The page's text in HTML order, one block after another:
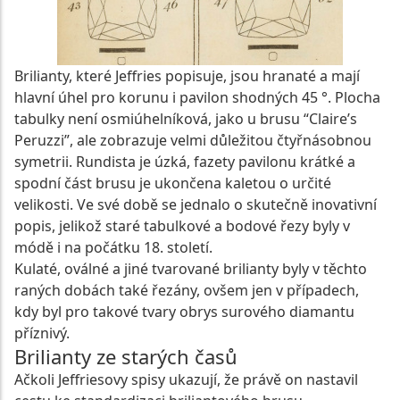
Brilianty, které Jeffries popisuje, jsou hranaté a mají
hlavní úhel pro korunu i pavilon shodných 45 °. Plocha
tabulky není osmiúhelníková, jako u brusu “Claire’s
Peruzzi”, ale zobrazuje velmi důležitou čtyřnásobnou
symetrii. Rundista je úzká, fazety pavilonu krátké a
spodní část brusu je ukončena kaletou o určité
velikosti. Ve své době se jednalo o skutečně inovativní
popis, jelikož staré tabulkové a bodové řezy byly v
módě i na počátku 18. století.
Kulaté, oválné a jiné tvarované brilianty byly v těchto
raných dobách také řezány, ovšem jen v případech,
kdy byl pro takové tvary obrys surového diamantu
příznivý.
Brilianty ze starých časů
Ačkoli Jeffriesovy spisy ukazují, že právě on nastavil